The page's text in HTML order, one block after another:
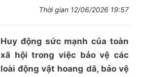
Thời gian 12/06/2026 19:57
Huy động sức mạnh của toàn
xã hội trong việc bảo vệ các
loài động vật hoang dã, bảo vệ